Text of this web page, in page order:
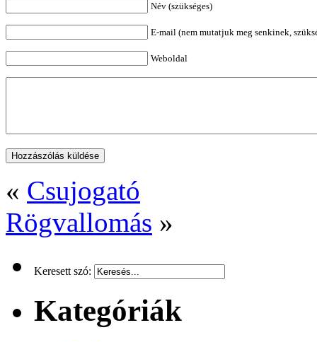
Név (szükséges)
E-mail (nem mutatjuk meg senkinek,
Weboldal
« Csujogató
Rögvallomás »
Keresett szó:
Kategóriák